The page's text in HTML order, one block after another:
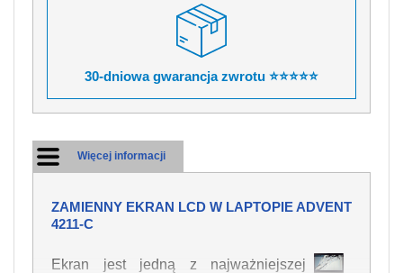
30-dniowa gwarancja zwrotu ⭐⭐⭐⭐⭐
Więcej informacji
ZAMIENNY EKRAN LCD W LAPTOPIE ADVENT
4211-C
Ekran jest jedną z najważniejszej